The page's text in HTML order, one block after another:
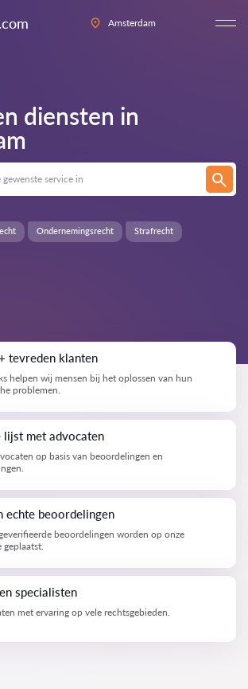
Amsterdam
diensten in
Ondernemingsrecht Strafrecht
tevreden klanten
helpen wij mensen bij het oplossen van hun
problemen.
lijst met advocaten
op basis van beoordelingen en
echte beoordelingen
beoordelingen worden op onze
geplaatst.
specialisten
met ervaring op vele rechtsgebieden.